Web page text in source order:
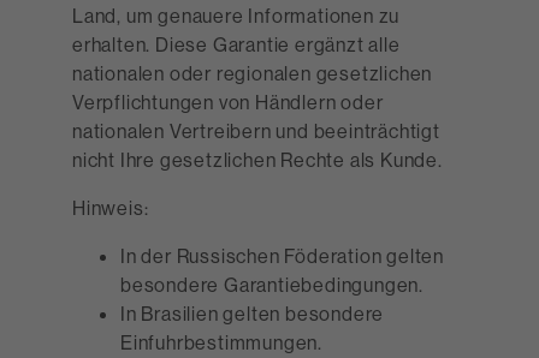
Land, um genauere Informationen zu
erhalten. Diese Garantie ergänzt alle
nationalen oder regionalen gesetzlichen
Verpflichtungen von Händlern oder
nationalen Vertreibern und beeinträchtigt
nicht Ihre gesetzlichen Rechte als Kunde.
Hinweis:
In der Russischen Föderation gelten
besondere Garantiebedingungen.
In Brasilien gelten besondere
Einfuhrbestimmungen.